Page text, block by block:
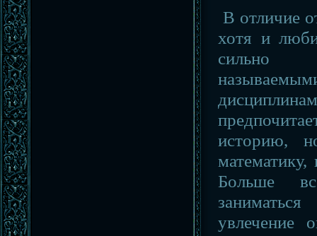
В отличие
хотя и
сильно
историю,
Больше
увлечение